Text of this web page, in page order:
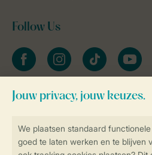
Follow Us
facebookinstagramtiktok youtube
Blijf op de hoogte